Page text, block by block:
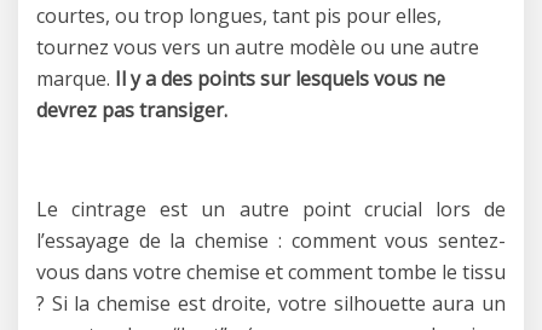
courtes, ou trop longues, tant pis pour elles,
tournez vous vers un autre modèle ou une autre
marque. Il y a des points sur lesquels vous ne
devrez pas transiger.
Le cintrage est un autre point crucial lors de
l’essayage de la chemise : comment vous sentez-
vous dans votre chemise et comment tombe le tissu
? Si la chemise est droite, votre silhouette aura un